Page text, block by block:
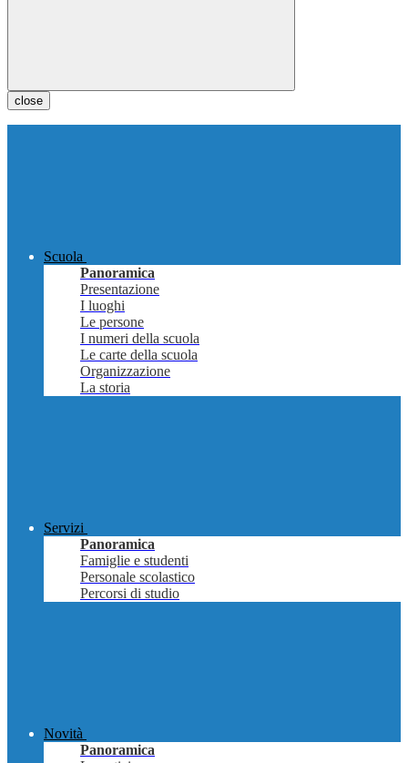
close
Scuola
Panoramica
Presentazione
I luoghi
Le persone
I numeri della scuola
Le carte della scuola
Organizzazione
La storia
Servizi
Panoramica
Famiglie e studenti
Personale scolastico
Percorsi di studio
Novità
Panoramica